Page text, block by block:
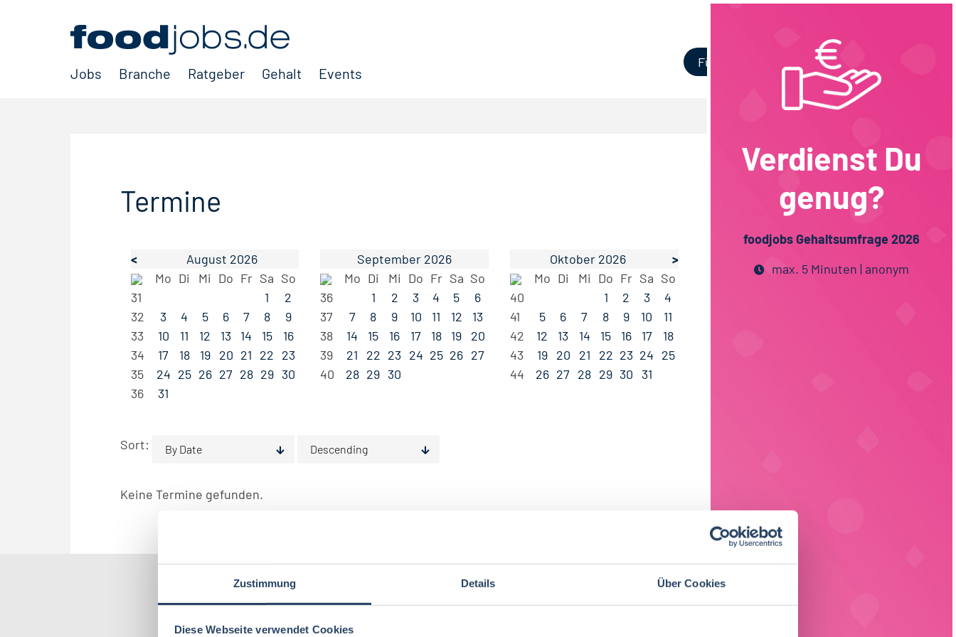
Zustimmung Details Über Cookies
Diese Webseite verwendet Cookies
Jobs Branche Ratgeber Gehalt Events
Für Unternehmen
Termine
<
August 2026
Mo Di Mi Do Fr Sa So
31
1
2
32
3 4 5 6 7 8
9
33
10 11 12 13 14 15
16
34
17 18 19 20 21 22 23
35
24 25 26 27 28 29 30
36
31
September 2026
Mo Di Mi Do Fr Sa So
36
1 2 3 4 5
6
37
7 8 9 10 11 12
13
38
14 15 16 17 18 19
20
39
21 22 23 24 25 26 27
40
28 29 30
Oktober 2026
>
Mo Di Mi Do Fr Sa So
40
1 2 3
4
41
5 6 7 8 9 10
11
42
12 13 14 15 16 17
18
43
19 20 21 22 23 24 25
44
26 27 28 29 30 31
Sort: By Date Descending
Keine Termine gefunden.
Nach Kategorien Nach Fachrichtung Nach Funktion Nach Region
Verdienst Du
genug?
foodjobs Gehaltsumfrage 2026
max. 5 Minuten | anonym